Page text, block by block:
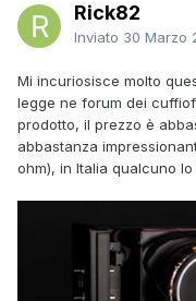
Rick82
Inviato 30 Marzo
Mi incuriosisce molto
legge ne forum dei
prodotto, il prezzo è
abbastanza
ohm), in Italia qualcuno